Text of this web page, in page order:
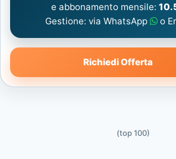
e abbonamento mensile:
Gestione: via WhatsApp
o
Richiedi Offerta
(top 100)